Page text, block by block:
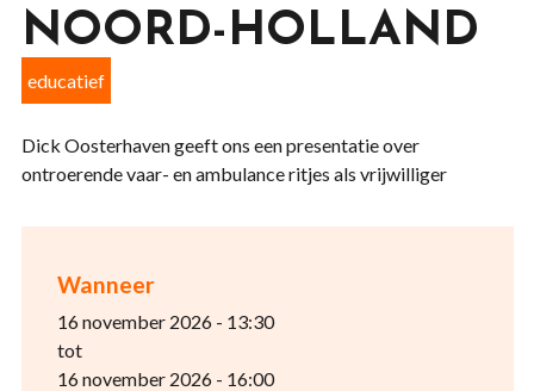
Wanneer
16 november 2026 - 13:30
tot
16 november 2026 - 16:00
NOORD-HOLLAND
educatief
Dick Oosterhaven geeft ons een presentatie over
ontroerende vaar- en ambulance ritjes als vrijwilliger